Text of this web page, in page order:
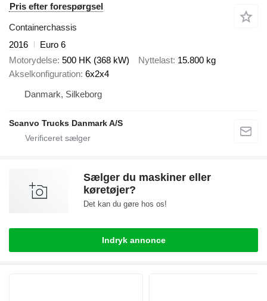
Pris efter forespørgsel
Containerchassis
2016
Euro 6
Motorydelse 500 HK (368 kW) Nyttelast 15.800 kg
Akselkonfiguration 6x2x4
Danmark, Silkeborg
Scanvo Trucks Danmark A/S
Sælger du maskiner eller
køretøjer?
Det kan du gøre hos os!
Indryk annonce